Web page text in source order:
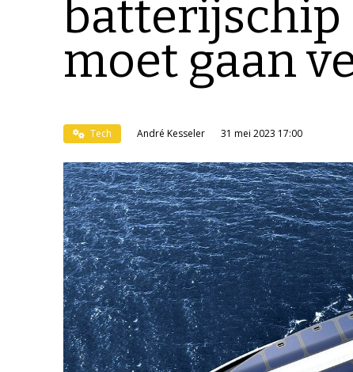
batterijschip
moet gaan
Tech André Kesseler 31 mei 2023 17:00